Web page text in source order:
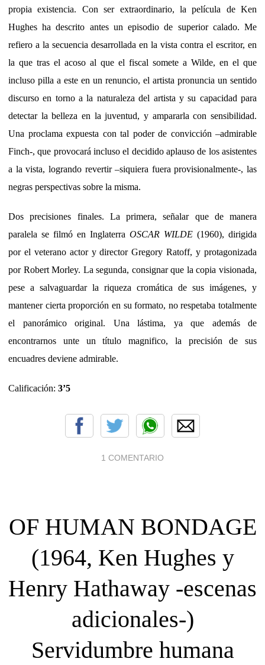
propia existencia. Con ser extraordinario, la película de Ken
Hughes ha descrito antes un episodio de superior calado. Me
refiero a la secuencia desarrollada en la vista contra el escritor, en
la que tras el acoso al que el fiscal somete a Wilde, en el que
incluso pilla a este en un renuncio, el artista pronuncia un sentido
discurso en torno a la naturaleza del artista y su capacidad para
detectar la belleza en la juventud, y ampararla con sensibilidad.
Una proclama expuesta con tal poder de convicción –admirable
Finch-, que provocará incluso el decidido aplauso de los asistentes
a la vista, logrando revertir –siquiera fuera provisionalmente-, las
negras perspectivas sobre la misma.
Dos precisiones finales. La primera, señalar que de manera
paralela se filmó en Inglaterra OSCAR WILDE (1960), dirigida
por el veterano actor y director Gregory Ratoff, y protagonizada
por Robert Morley. La segunda, consignar que la copia visionada,
pese a salvaguardar la riqueza cromática de sus imágenes, y
mantener cierta proporción en su formato, no respetaba totalmente
el panorámico original. Una lástima, ya que además de
encontrarnos unte un título magnifico, la precisión de sus
encuadres deviene admirable.
Calificación: 3’5
1 COMENTARIO
OF HUMAN BONDAGE
(1964, Ken Hughes y
Henry Hathaway -escenas
adicionales-)
Servidumbre humana